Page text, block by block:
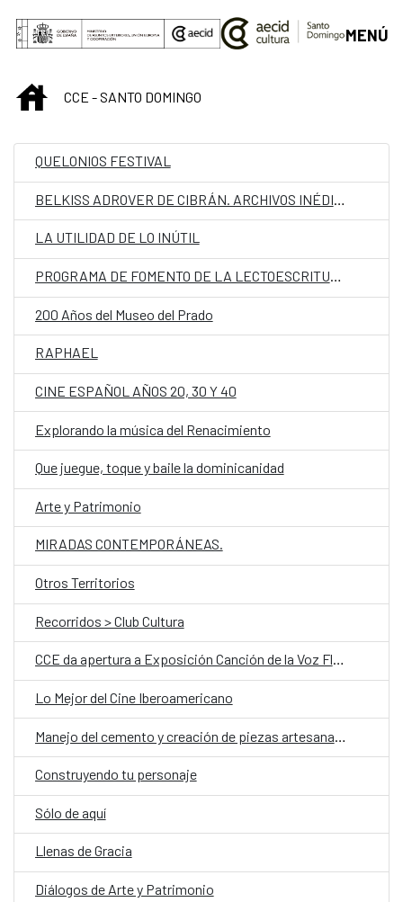
Saltar al contenido principal
MENÚ
INICIOCCE - SANTO DOMINGO
QUELONIOS FESTIVAL
BELKISS ADROVER DE CIBRÁN. ARCHIVOS INÉDITOS 1498-1973
LA UTILIDAD DE LO INÚTIL
PROGRAMA DE FOMENTO DE LA LECTOESCRITURA
200 Años del Museo del Prado
RAPHAEL
CINE ESPAÑOL AÑOS 20, 30 Y 40
Explorando la música del Renacimiento
Que juegue, toque y baile la dominicanidad
Arte y Patrimonio
MIRADAS CONTEMPORÁNEAS.
Otros Territorios
Recorridos > Club Cultura
CCE da apertura a Exposición Canción de la Voz Florecida
Lo Mejor del Cine Iberoamericano
Construyendo tu personaje
Sólo de aquí
Llenas de Gracia
Diálogos de Arte y Patrimonio